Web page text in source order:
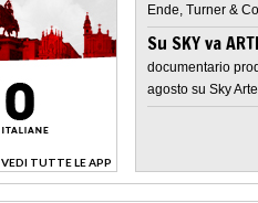
VEDI TUTTE LE APP
>
Ende, Turner &
Su SKY va
documentario
agosto su Sky Arte